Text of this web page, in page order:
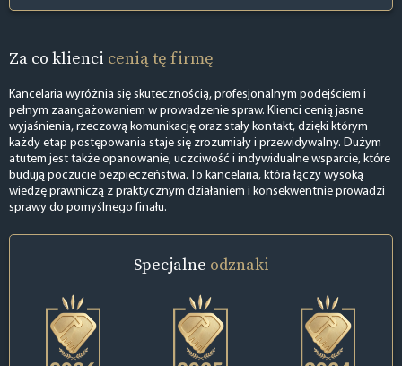
Za co klienci cenią tę firmę
Kancelaria wyróżnia się skutecznością, profesjonalnym podejściem i
pełnym zaangażowaniem w prowadzenie spraw. Klienci cenią jasne
wyjaśnienia, rzeczową komunikację oraz stały kontakt, dzięki którym
każdy etap postępowania staje się zrozumiały i przewidywalny. Dużym
atutem jest także opanowanie, uczciwość i indywidualne wsparcie, które
budują poczucie bezpieczeństwa. To kancelaria, która łączy wysoką
wiedzę prawniczą z praktycznym działaniem i konsekwentnie prowadzi
sprawy do pomyślnego finału.
Specjalne odznaki